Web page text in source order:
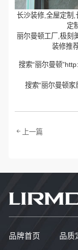
长沙装修,全屋定制,
定
丽尔曼顿工厂,极刻
装修推
搜索“丽尔曼顿
搜索“丽尔曼顿
上一篇
品牌首页 品质